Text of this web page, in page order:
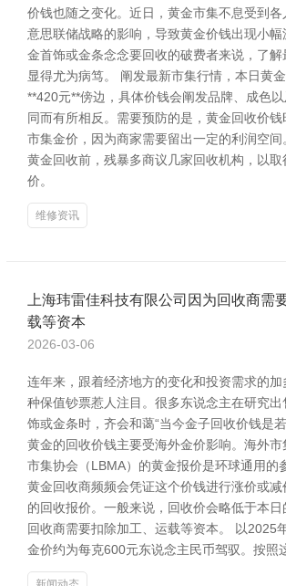
价钱也随之变化。近日，黄金市集不息受到
意思联储战略的影响，导致黄金价钱出现小
金首饰或金条念念要回收的破费者来说，了
显得尤为病笃。 阐发最新市集行情，本日黄
**420元**傍边，具体价钱会阐发品牌、成色
同而有所相反。需要预防的是，黄金回收价
市集金价，因为商家需要留出一定的利润空
黄金回收前，残暴多商议几家回收机构，以取
价。
维修资讯
上海玮雷佳科技有限公司因为回收商需
载等资本
2026-03-06
连年来，跟着经济地方的变化和投资需求的
种保值钞票惹人注目。很多东说念主在研究出
饰或金条时，齐会和蔼“当今金子回收价钱是若
黄金的回收价钱主要受海外金价影响。海外市
市集协会（LBMA）的黄金报价是环球通用的
黄金回收商频频会凭证这个价钱进行涨价或
的回收报价。一般来说，回收价会略低于本
回收商需要扣除加工、运载等资本。 以2025
金价约为每克600元东说念主民币驾驭。按照